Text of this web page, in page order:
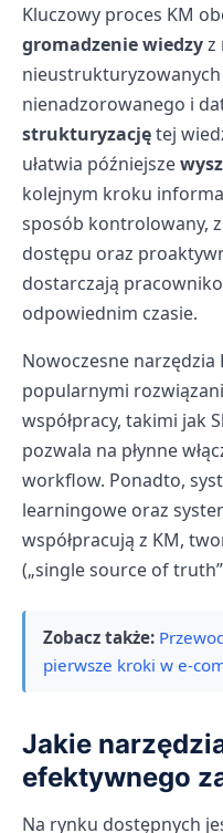
Kluczowy proces KM
gromadzenie wiedzyz
nieustrukturyzowanych
nienadzorowanego i
strukturyzacjętej
ułatwia późniejsze
kolejnym kroku
sposób kontrolowany,
dostępu oraz
dostarczają
odpowiednim czasie.
Nowoczesne narzędzia
popularnymi
współpracy, takimi jak
pozwala na płynne
workflow. Ponadto,
learningowe oraz
współpracują z KM,
(„single source of
Zobacz także:
pierwsze kroki w e-
Jakie
efektywnego
Na rynku dostępnych